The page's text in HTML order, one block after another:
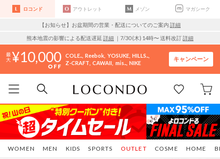
ロコンド アウトレット メゾン マガシーク
【お知らせ】お盆期間の営業・配送についてのご案内 詳細
熊本地震の影響による配送遅延 詳細 ｜7/30 (木) 14時〜 送料改訂詳細
10,000 COLE.. Reebok YOSUKE HILLS..
Z-CRAFT CAWAII mis.. NIKE
キャンペーン
WOMEN MEN KIDS SPORTS COSME HOME
OUTLET